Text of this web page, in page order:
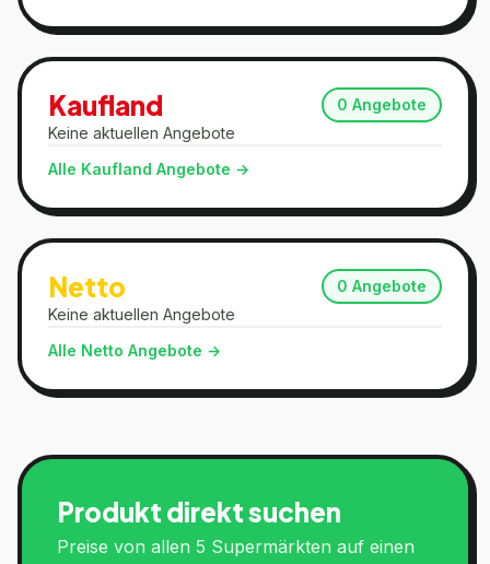
Kaufland 0 Angebote
Keine aktuellen Angebote
Alle Kaufland Angebote →
Netto 0 Angebote
Keine aktuellen Angebote
Alle Netto Angebote →
Produkt direkt suchen
Preise von allen 5 Supermärkten auf einen